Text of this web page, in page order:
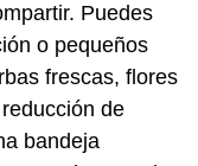
Puedes
o pequeños
frescas, flores
de
bandeja